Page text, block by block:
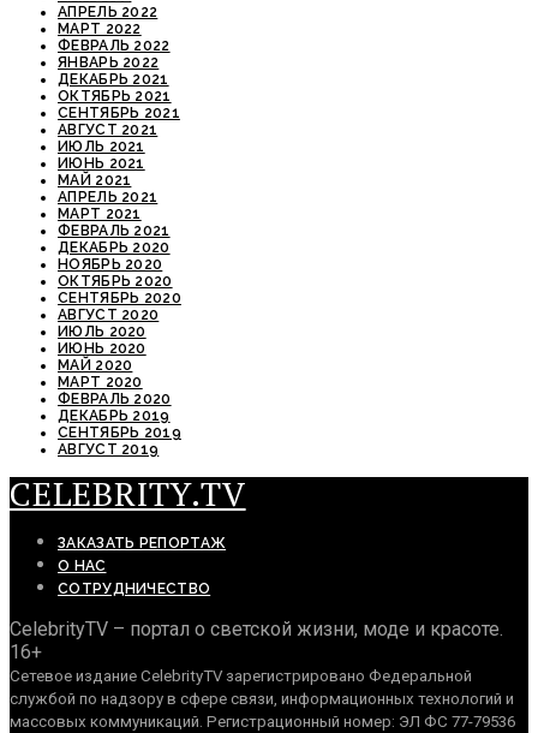
АПРЕЛЬ 2022
МАРТ 2022
ФЕВРАЛЬ 2022
ЯНВАРЬ 2022
ДЕКАБРЬ 2021
ОКТЯБРЬ 2021
СЕНТЯБРЬ 2021
АВГУСТ 2021
ИЮЛЬ 2021
ИЮНЬ 2021
МАЙ 2021
АПРЕЛЬ 2021
МАРТ 2021
ФЕВРАЛЬ 2021
ДЕКАБРЬ 2020
НОЯБРЬ 2020
ОКТЯБРЬ 2020
СЕНТЯБРЬ 2020
АВГУСТ 2020
ИЮЛЬ 2020
ИЮНЬ 2020
МАЙ 2020
МАРТ 2020
ФЕВРАЛЬ 2020
ДЕКАБРЬ 2019
СЕНТЯБРЬ 2019
АВГУСТ 2019
CELEBRITY.TV
ЗАКАЗАТЬ РЕПОРТАЖ
О НАС
СОТРУДНИЧЕСТВО
CelebrityTV – портал о светской жизни, моде и красоте.
16+
Сетевое издание CelebrityTV зарегистрировано Федеральной
службой по надзору в сфере связи, информационных технологий и
массовых коммуникаций. Регистрационный номер: ЭЛ ФС 77-79536